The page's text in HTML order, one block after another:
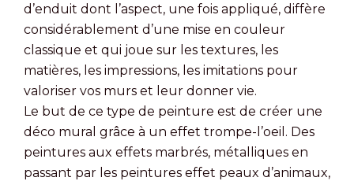
d’enduit dont l’aspect, une fois appliqué, diffère
considérablement d’une mise en couleur
classique et qui joue sur les textures, les
matières, les impressions, les imitations pour
valoriser vos murs et leur donner vie.
Le but de ce type de peinture est de créer une
déco mural grâce à un effet trompe-l’oeil. Des
peintures aux effets marbrés, métalliques en
passant par les peintures effet peaux d’animaux,